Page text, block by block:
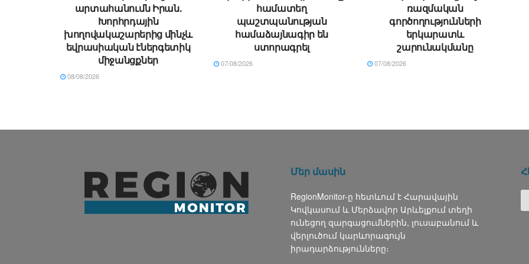
արտահանումն Իրան.
Խորհրդային
խողովակաշարերից մինչև
եվրասիական էներգետիկ
միջանցքներ
08/08/2026
համատեղ
պաշտպանության
համաձայնագիր են
ստորագրել
07/08/2026
ռազմական
գործողությունների
երկարատև
շարունակմանը
07/08/2026
Մեր մասին
RegionMonitor-ը հետևում է Հարավային
Կովկասում և Մերձավոր Արևելքում տեղի
ունեցող զարգացումներին, լուսաբանում և
վերլուծում կարևորագույն
իրադարձությունները։